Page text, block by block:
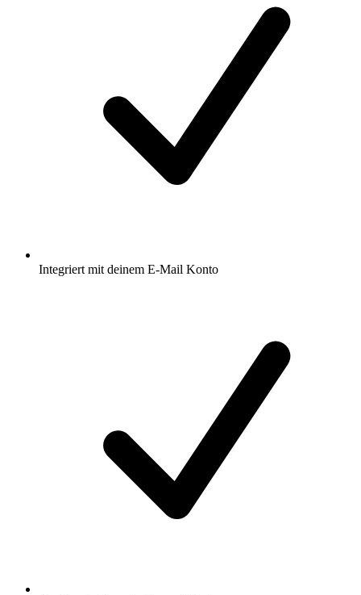
Integriert mit deinem E-Mail Konto